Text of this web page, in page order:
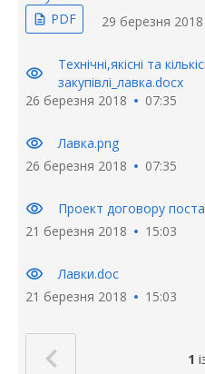
description PDF 29 березня 2018
visibility
Технічні,якісні та
закупівлі_лавка.docx
26 березня 2018
07:35
visibility
Лавка.png
26 березня 2018
07:35
visibility
Проект договору
21 березня 2018
15:03
visibility
Лавки.doc
21 березня 2018
15:03
1